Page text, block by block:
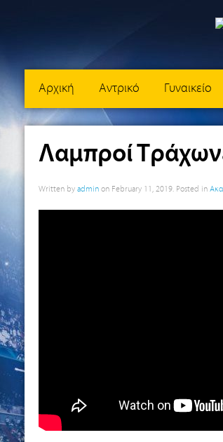
Αρχική Αντρικό Γυναικείο
Λαμπροί
Written by admin on February 11, 2019. Posted in